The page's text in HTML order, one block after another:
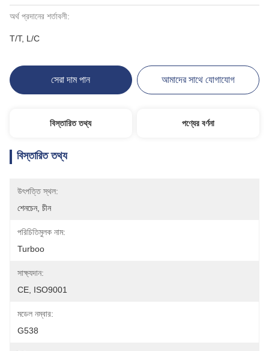
অর্থ প্রদানের শর্তাবলী:
T/T, L/C
সেরা দাম পান আমাদের সাথে যোগাযোগ
বিস্তারিত তথ্য পণ্যের বর্ণনা
বিস্তারিত তথ্য
উৎপত্তি স্থল:
শেনচেন, চীন
পরিচিতিমুলক নাম:
Turboo
সাক্ষ্যদান:
CE, ISO9001
মডেল নম্বার:
G538